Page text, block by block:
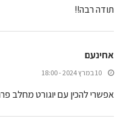
תודה רבה!!
אחינעם
10 במרץ 2024 - 18:00
אפשרי להכין עם יוגורט מחלב